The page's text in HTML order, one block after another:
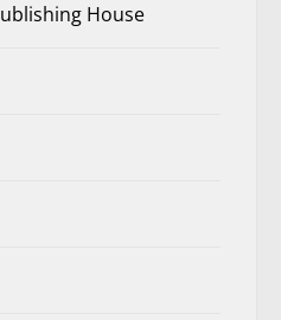
House